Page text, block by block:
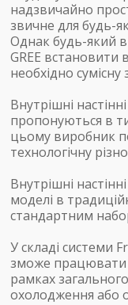
надзвичайно
звичне для будь-
Однак будь-який
GREE встановити
необхідно
Внутрішні
пропонуються в
цьому виробник
технологічну
Внутрішні
моделі в
стандартним
У складі системи
зможе працювати
рамках
охолодження або